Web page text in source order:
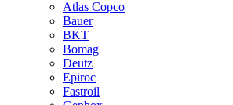
Atlas Сopco
Bauer
BKT
Bomag
Deutz
Epiroc
Fastroil